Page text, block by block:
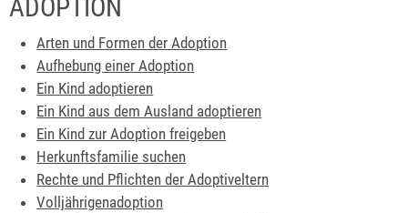
ADOPTION
Arten und Formen der Adoption
Aufhebung einer Adoption
Ein Kind adoptieren
Ein Kind aus dem Ausland adoptieren
Ein Kind zur Adoption freigeben
Herkunftsfamilie suchen
Rechte und Pflichten der Adoptiveltern
Volljährigenadoption